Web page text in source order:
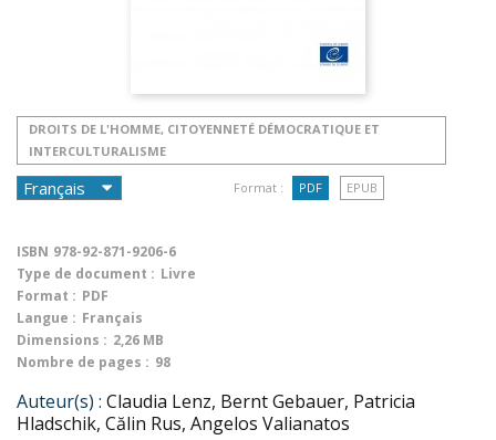
DROITS DE L'HOMME, CITOYENNETÉ DÉMOCRATIQUE ET
INTERCULTURALISME
Format : PDF EPUB
ISBN 978-92-871-9206-6
Type de document : Livre
Format : PDF
Langue : Français
Dimensions : 2,26 MB
Nombre de pages : 98
Auteur(s) : Claudia Lenz, Bernt Gebauer, Patricia
Hladschik, Călin Rus, Angelos Valianatos